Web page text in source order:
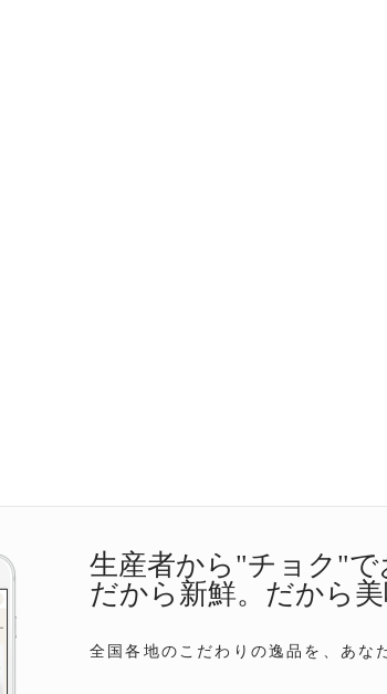
生産者から"チョク"で
だから新鮮。だから美
全国各地のこだわりの逸品を、あな